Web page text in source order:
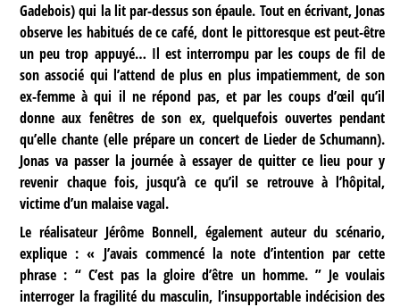
Gadebois) qui la lit par-dessus son épaule. Tout en écrivant, Jonas
observe les habitués de ce café, dont le pittoresque est peut-être
un peu trop appuyé… Il est interrompu par les coups de fil de
son associé qui l’attend de plus en plus impatiemment, de son
ex-femme à qui il ne répond pas, et par les coups d’œil qu’il
donne aux fenêtres de son ex, quelquefois ouvertes pendant
qu’elle chante (elle prépare un concert de Lieder de Schumann).
Jonas va passer la journée à essayer de quitter ce lieu pour y
revenir chaque fois, jusqu’à ce qu’il se retrouve à l’hôpital,
victime d’un malaise vagal.
Le réalisateur Jérôme Bonnell, également auteur du scénario,
explique : « J’avais commencé la note d’intention par cette
phrase : “ C’est pas la gloire d’être un homme. ” Je voulais
interroger la fragilité du masculin, l’insupportable indécision des